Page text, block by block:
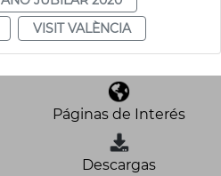
VISIT VALÈNCIA
Páginas de Interés
Descargas